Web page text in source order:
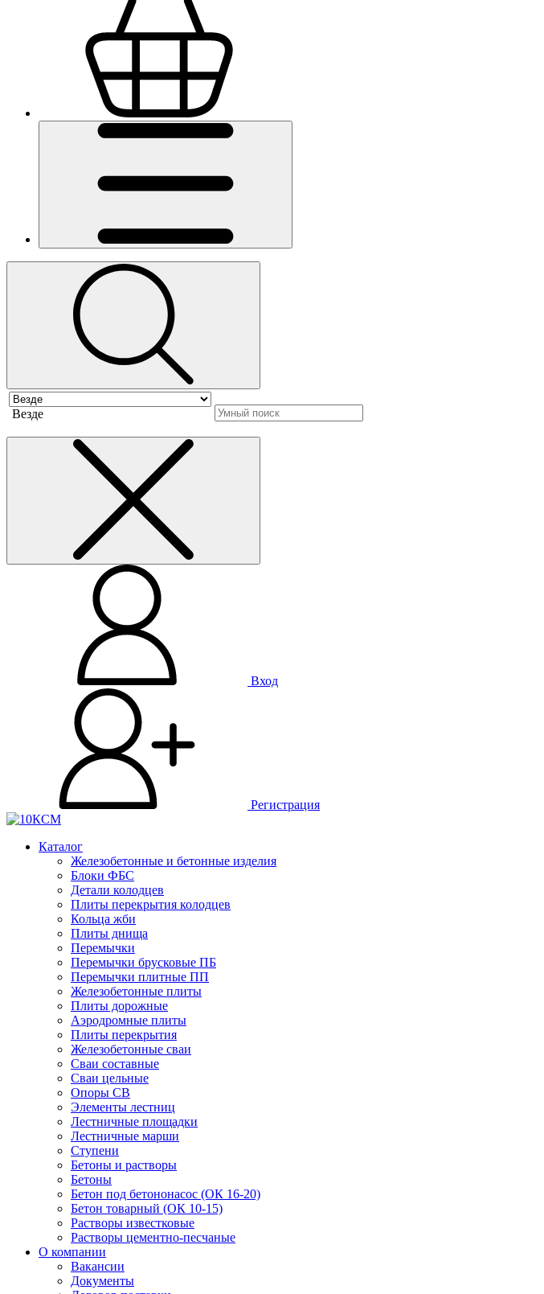
Везде
Вход
Регистрация
Каталог
Железобетонные и бетонные изделия
Блоки ФБС
Детали колодцев
Плиты перекрытия колодцев
Кольца жби
Плиты днища
Перемычки
Перемычки брусковые ПБ
Перемычки плитные ПП
Железобетонные плиты
Плиты дорожные
Аэродромные плиты
Плиты перекрытия
Железобетонные сваи
Сваи составные
Сваи цельные
Опоры СВ
Элементы лестниц
Лестничные площадки
Лестничные марши
Ступени
Бетоны и растворы
Бетоны
Бетон под бетононасос (ОК 16-20)
Бетон товарный (ОК 10-15)
Растворы известковые
Растворы цементно-песчаные
О компании
Вакансии
Документы